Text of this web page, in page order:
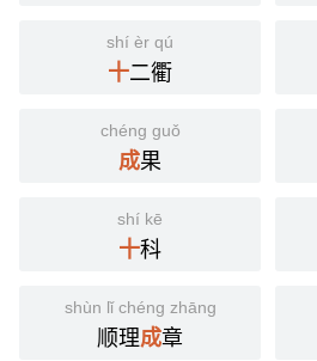
shí èr qú
十二衢
chéng guǒ
成果
shí kē
十科
shùn lǐ chéng zhāng
顺理成章